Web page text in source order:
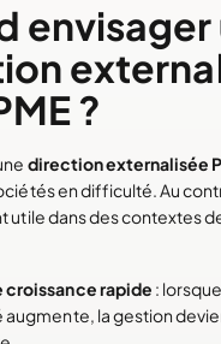
envisager
?
direction externalisée
en difficulté. Au
utile dans des contextes
croissance rapide :
augmente, la gestion